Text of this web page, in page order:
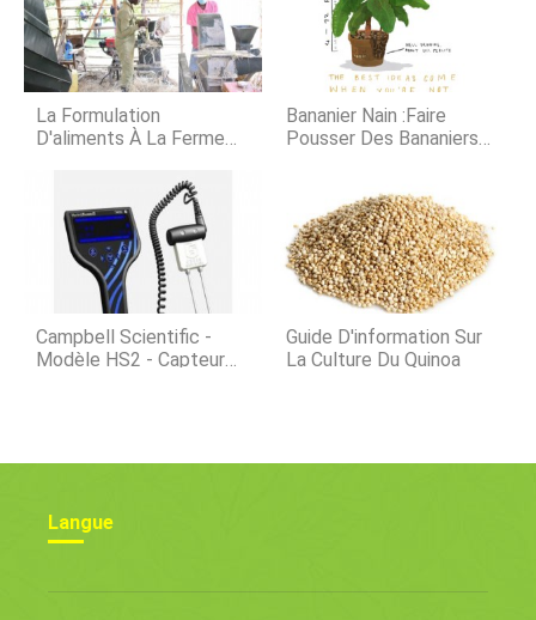
de nuit, Epidendrum carolinianum,
Epide
une excellente source de
manganèse, molybdène, phosphore,
et cuivre. Lavoine contient
également du bêta-glucane, qui a été
rapporté dans des études pour
réduire le cholestérol
La Formulation
D'aliments À La Ferme
Producteurs Laitiers De
50 Pour Cent
Bananier Nain :faire
Pousser Des Bananiers
Campbell Scientific -
Modèle HS2 - Capteur
Guide D'information Sur
La Culture Du Quinoa
Langue